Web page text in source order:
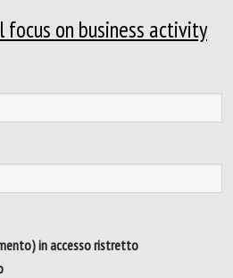
on business activity
in accesso ristretto